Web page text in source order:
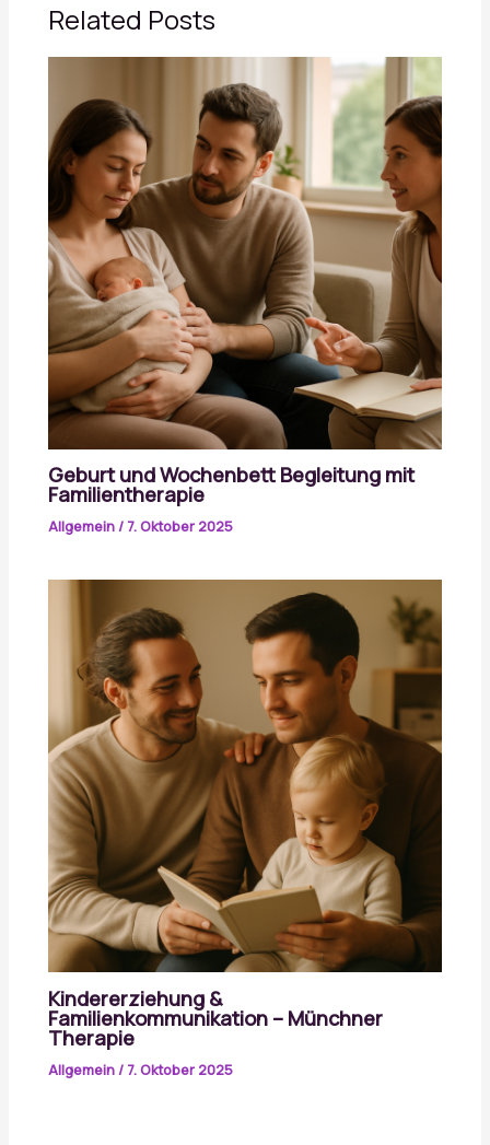
Related Posts
Geburt und Wochenbett Begleitung mit
Familientherapie
Allgemein/ 7. Oktober 2025
Kindererziehung &
Familienkommunikation – Münchner
Therapie
Allgemein/ 7. Oktober 2025